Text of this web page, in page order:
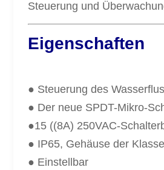
Steuerung und
Eigenschaften
● Steuerung des
● Der neue SPDT-Mikro-
●15 ((8A) 250VAC-
● IP65, Gehäuse der
● Einstellbar